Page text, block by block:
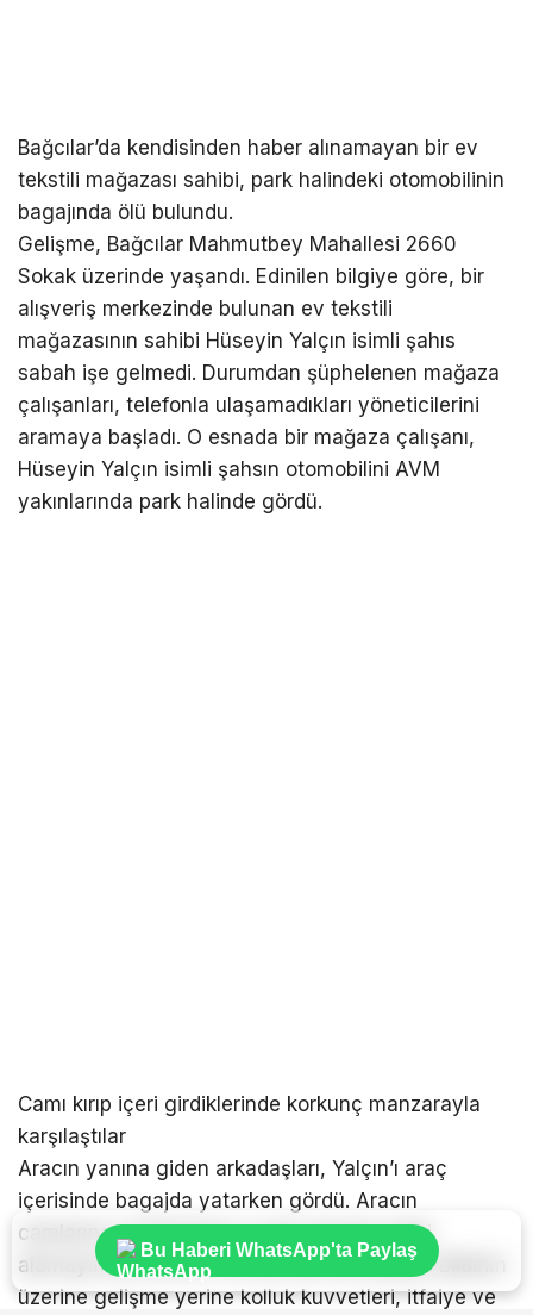
Bağcılar’da kendisinden haber alınamayan bir ev
tekstili mağazası sahibi, park halindeki otomobilinin
bagajında ölü bulundu.
Gelişme, Bağcılar Mahmutbey Mahallesi 2660
Sokak üzerinde yaşandı. Edinilen bilgiye göre, bir
alışveriş merkezinde bulunan ev tekstili
mağazasının sahibi Hüseyin Yalçın isimli şahıs
sabah işe gelmedi. Durumdan şüphelenen mağaza
çalışanları, telefonla ulaşamadıkları yöneticilerini
aramaya başladı. O esnada bir mağaza çalışanı,
Hüseyin Yalçın isimli şahsın otomobilini AVM
yakınlarında park halinde gördü.
Camı kırıp içeri girdiklerinde korkunç manzarayla
karşılaştılar
Aracın yanına giden arkadaşları, Yalçın’ı araç
içerisinde bagajda yatarken gördü. Aracın
camlarına ve kapılarına vuran şahıslar tepki
alamayınca durumu 112 Acil Servise bildirdi. Bildirim
üzerine gelişme yerine kolluk kuvvetleri, itfaiye ve
Bu Haberi WhatsApp'ta Paylaş